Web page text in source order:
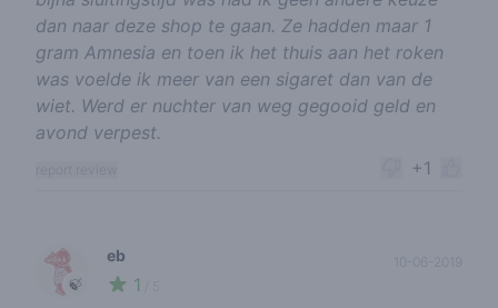
dan naar deze shop te gaan. Ze hadden maar 1
gram Amnesia en toen ik het thuis aan het roken
was voelde ik meer van een sigaret dan van de
wiet. Werd er nuchter van weg gegooid geld en
avond verpest.
+1
🍃
eb
1